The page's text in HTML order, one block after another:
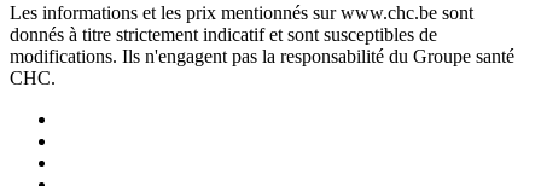
Les informations et les prix mentionnés sur www.chc.be sont
donnés à titre strictement indicatif et sont susceptibles de
modifications. Ils n'engagent pas la responsabilité du Groupe santé
CHC.